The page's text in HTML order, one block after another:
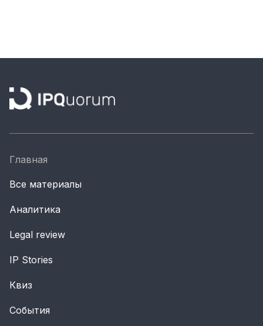
Онлайн патент
Смотрите нас в соцсетях и мессенджерах
Главная
Все материалы
Аналитика
Legal review
IP Stories
Квиз
События